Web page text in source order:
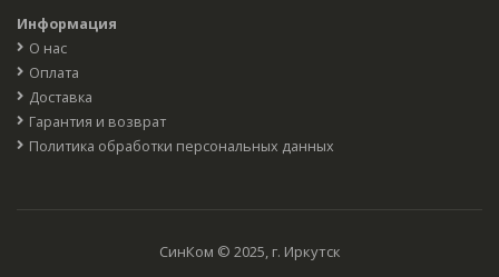
Информация
О нас
Оплата
Доставка
Гарантия и возврат
Политика обработки персональных данных
СинКом © 2025, г. Иркутск